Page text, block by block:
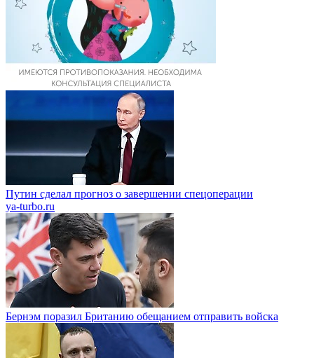
Путин сделал прогноз о завершении спецоперации
ya-turbo.ru
Бернэм поразил Британию обещанием отправить войска